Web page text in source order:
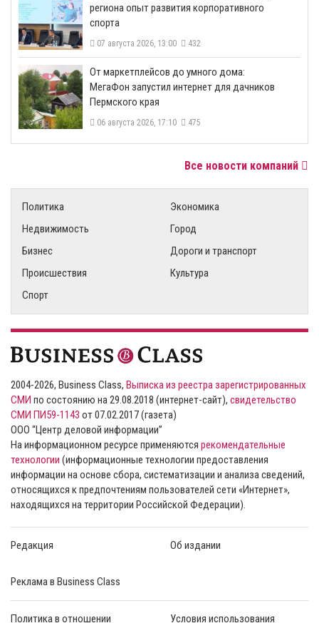
региона опыт развития корпоративного
спорта
07 августа 2026, 13:00 432
От маркетплейсов до умного дома:
МегаФон запустил интернет для дачников
Пермского края
06 августа 2026, 17:10 475
Все новости компаний
Политика
Экономика
Недвижимость
Город
Бизнес
Дороги и транспорт
Происшествия
Культура
Спорт
2004-2026, Business Class, Выписка из реестра зарегистрированных
СМИ по состоянию на 29.08.2018 (интернет-сайт), свидетельство
СМИ ПИ59-1143 от 07.02.2017 (газета)
ООО “Центр деловой информации”
На информационном ресурсе применяются рекомендательные
технологии (информационные технологии предоставления
информации на основе сбора, систематизации и анализа сведений,
относящихся к предпочтениям пользователей сети «Интернет»,
находящихся на территории Российской Федерации).
Редакция Об издании
Реклама в Business Class
Политика в отношении Условия использования